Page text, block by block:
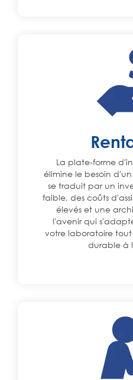
La plate-forme
élimine le besoin
se traduit par un
faible, des coûts
élevés et une
l'avenir qui
votre laboratoire
durable à